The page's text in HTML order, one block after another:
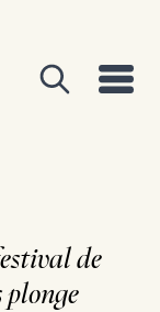
de
plonge